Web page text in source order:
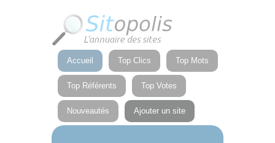
Accueil Top Clics Top Mots
Top Référents Top Votes
Nouveautés Ajouter un site